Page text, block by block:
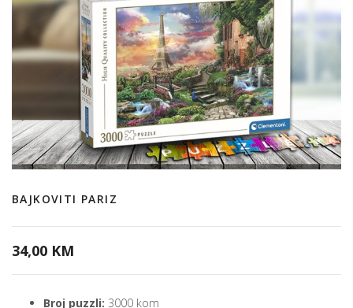
BAJKOVITI PARIZ
34,00 KM
Broj puzzli: 3000 kom